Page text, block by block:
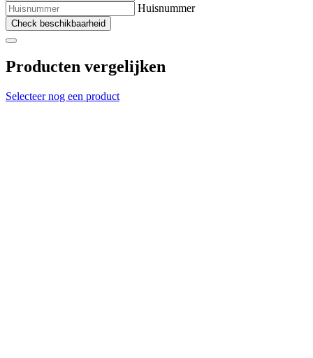
Huisnummer
Check beschikbaarheid
Producten vergelijken
Selecteer nog een product